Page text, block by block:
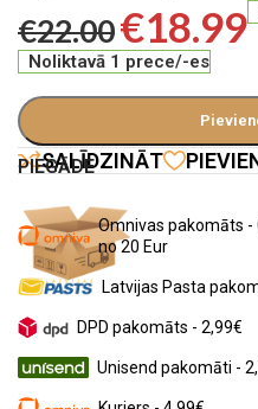
€22.00€18.99
Noliktavā 1 prece/-es
SALĪDZINĀT
PIEGĀDE
Omnivas pakomāts -
no 20 Eur
Latvijas Pasta
DPD pakomāts - 2,99€
Unisend pakomāti -